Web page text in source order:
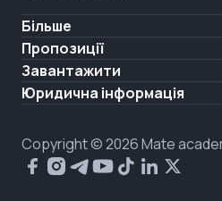
Більше
Ціни
Відгуки
Про нас
Стан ринку IT
Питання і відповіді про IT
Пропозиції
IT для ветеранів
Найняти випускника
Навчання повного дня
Завантажити
iOS
Юридична інформація
Політика конфіденційності
Політика cookies
Публічний договір
Copyright © 2026 Mate